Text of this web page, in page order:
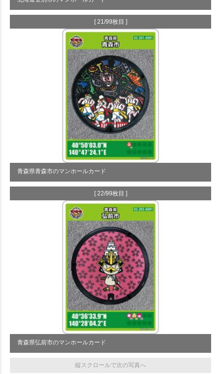
[ 21/99枚目 ]
青森県青森市のマンホールカード
[ 22/99枚目 ]
青森県弘前市のマンホールカード
縦スクロールで次の写真へ